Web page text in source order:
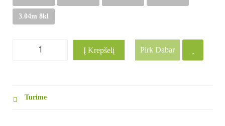
3.04m 8kl
Į Krepšelį Pirk Dabar
Turime